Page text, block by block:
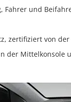
Fahrer und
zertifiziert von
der Mittelkonsole